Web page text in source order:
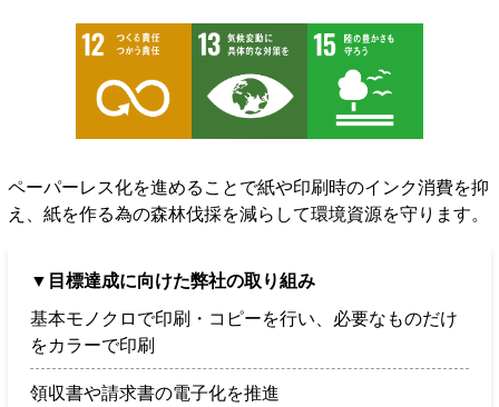
ペーパーレス化を進めることで紙や印刷時のインク消費を抑
え、紙を作る為の森林伐採を減らして環境資源を守ります。
▼目標達成に向けた弊社の取り組み
基本モノクロで印刷・コピーを行い、必要なものだけ
をカラーで印刷
領収書や請求書の電子化を推進